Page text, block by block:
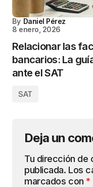
By Daniel Pérez
8 enero, 2026
Relacionar las
bancarios: La
ante el SAT
SAT
Deja un
Tu dirección de
publicada. Los
marcados con *